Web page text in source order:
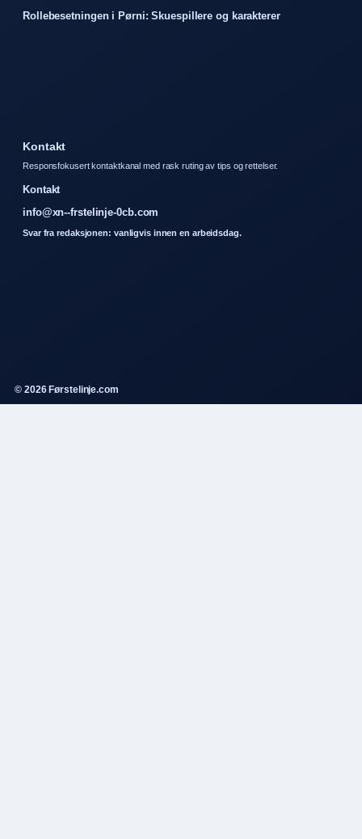
Rollebesetningen i Pørni: Skuespillere og karakterer
Kontakt
Responsfokusert kontaktkanal med rask ruting av tips og rettelser.
Kontakt
info@xn--frstelinje-0cb.com
Svar fra redaksjonen: vanligvis innen en arbeidsdag.
© 2026 Førstelinje.com